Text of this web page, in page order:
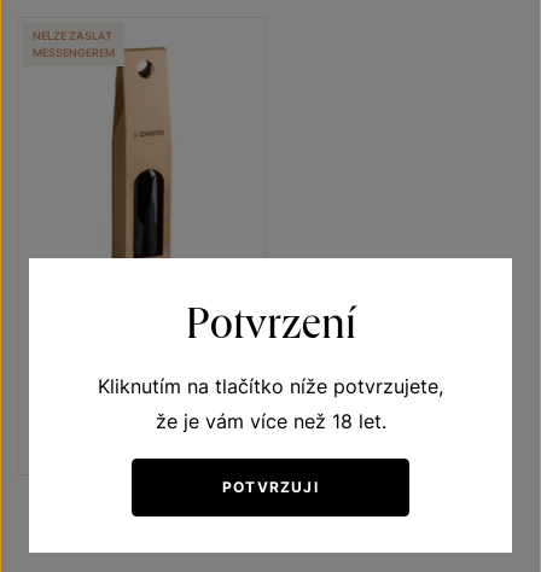
Rulandské bílé
pozdní sběr 1997
Šarže 109
NELZE ZASLAT
MESSENGEREM
Potvrzení
Kliknutím na tlačítko níže potvrzujete,
že je vám více než 18 let.
POTVRZUJI